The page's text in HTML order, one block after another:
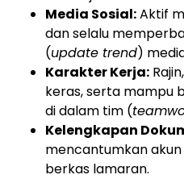
Media Sosial:Aktif
dan selalu
(update trend)
Karakter Kerja:
keras, serta mampu
di dalam tim (
Kelengkapan
mencantumkan
berkas lamaran.